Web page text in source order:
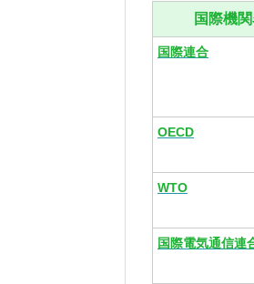
国際機関
国際連合
OECD
WTO
国際電気通信連